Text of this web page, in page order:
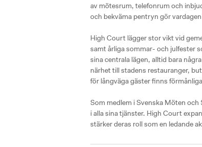
av mötesrum, telefonrum och
och bekväma pentryn gör
High Court lägger stor vikt vid
samt årliga sommar- och julfester
sina centrala lägen, alltid bara
närhet till stadens restauranger,
för långväga gäster finns
Som medlem i Svenska Möten
i alla sina tjänster. High Court
stärker deras roll som en ledande